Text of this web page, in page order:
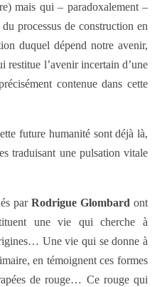
mais qui – paradoxalement –
processus de construction en
duquel dépend notre avenir,
restitue l’avenir incertain d’une
contenue dans cette
future humanité sont déjà là,
traduisant une pulsation vitale
par Rodrigue Glombard ont
une vie qui cherche à
Une vie qui se donne à
en témoignent ces formes
de rouge… Ce rouge qui